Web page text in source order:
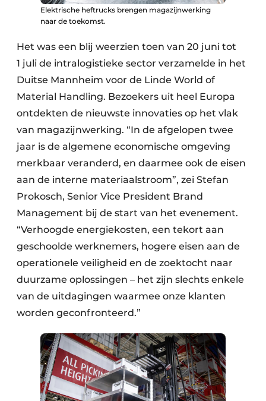
Medisch afval
Papierafval
Textielrecyclage
Elektrische heftrucks brengen magazijnwerking
naar de toekomst.
Het was een blij weerzien toen van 20 juni tot
1 juli de intralogistieke sector verzamelde in het
Duitse Mannheim voor de Linde World of
Material Handling. Bezoekers uit heel Europa
ontdekten de nieuwste innovaties op het vlak
van magazijnwerking. “In de afgelopen twee
jaar is de algemene economische omgeving
merkbaar veranderd, en daarmee ook de eisen
aan de interne materiaalstroom”, zei Stefan
Prokosch, Senior Vice President Brand
Management bij de start van het evenement.
“Verhoogde energiekosten, een tekort aan
geschoolde werknemers, hogere eisen aan de
operationele veiligheid en de zoektocht naar
duurzame oplossingen – het zijn slechts enkele
van de uitdagingen waarmee onze klanten
worden geconfronteerd.”